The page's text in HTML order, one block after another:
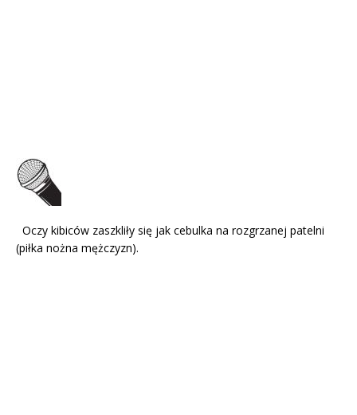
Oczy kibiców zaszkliły się jak cebulka na rozgrzanej patelni
(piłka nożna mężczyzn).